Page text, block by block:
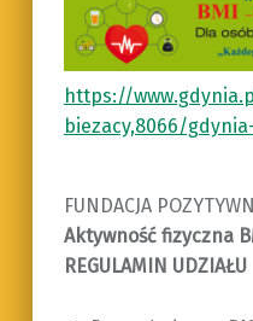
https://
biezacy,8066/
FUNDACJA
Aktywność fizyczna
REGULAMIN UDZIAŁU